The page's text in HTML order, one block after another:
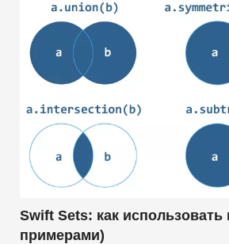
Swift Sets: как использовать
примерами)